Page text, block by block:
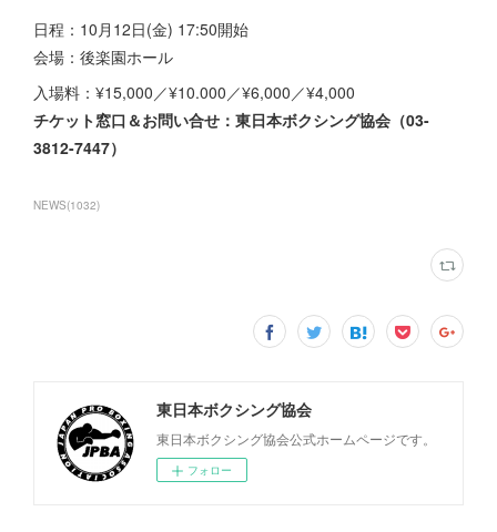
日程：10月12日(金) 17:50開始
会場：後楽園ホール
入場料：¥15,000／¥10.000／¥6,000／¥4,000
チケット窓口＆お問い合せ：東日本ボクシング協会（03-
3812-7447）
NEWS(1032)
東日本ボクシング協会
東日本ボクシング協会公式ホームページです。
フォロー